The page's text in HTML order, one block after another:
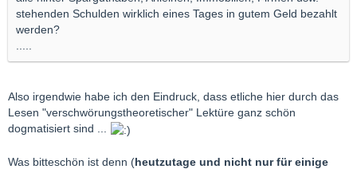
stehenden Schulden wirklich eines Tages in gutem Geld bezahlt
werden?
.....
Also irgendwie habe ich den Eindruck, dass etliche hier durch das
Lesen "verschwörungstheoretischer" Lektüre ganz schön
dogmatisiert sind ...
Was bitteschön ist denn (heutzutage und nicht nur für einige